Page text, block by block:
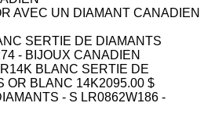
AVEC UN DIAMANT CANADIEN
BLANC SERTIE DE
OR BLANC 14K2095.00 $